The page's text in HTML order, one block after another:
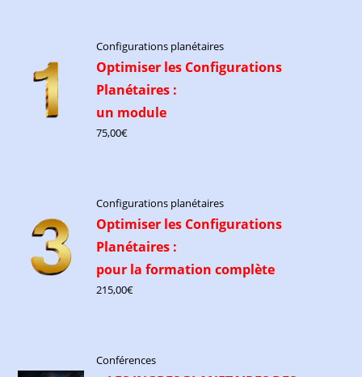
Configurations planétaires
Optimiser les Configurations
Planétaires :
un module
75,00€
Configurations planétaires
Optimiser les Configurations
Planétaires :
pour la formation complète
215,00€
Conférences